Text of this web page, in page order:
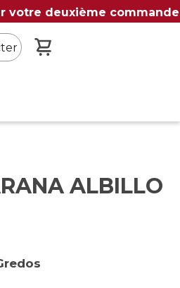
votre deuxième commande
ALBILLO